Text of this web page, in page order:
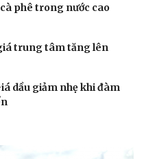
phê trong nước cao
trung tâm tăng lên
dầu giảm nhẹ khi đàm